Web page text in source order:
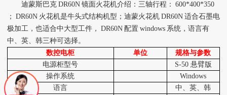
迪蒙斯巴克 DR60N 镜面火花机介绍：三轴行程： 600*400*350
； DR60N 火花机是牛头式结构机型；迪蒙火花机 DR60N 适合石墨电
极加工，也适合中大型工件， DR60N 配置 windows 系统，语言有
中、英、韩三种可选择。
数控电柜
单位
规格与参数
电源柜型号
S-50 悬臂版
操作系统
Windows
语言
中、英、韩